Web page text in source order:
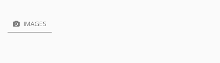
IMAGES